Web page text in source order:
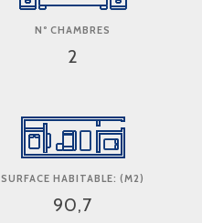
Nº CHAMBRES
2
SURFACE HABITABLE: (M2)
90,7